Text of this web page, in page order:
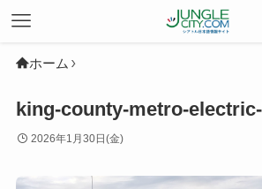
ホーム
king-county-metro-
2026年1月30日(金)